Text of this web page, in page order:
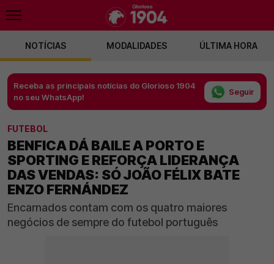
NOTÍCIAS MODALIDADES ÚLTIMA HORA
Receba as principais notícias do Glorioso 1904
no seu WhatsApp!
Seguir
FUTEBOL
BENFICA DÁ BAILE A PORTO E
SPORTING E REFORÇA LIDERANÇA
DAS VENDAS: SÓ JOÃO FÉLIX BATE
ENZO FERNÁNDEZ
Encarnados contam com os quatro maiores
negócios de sempre do futebol português